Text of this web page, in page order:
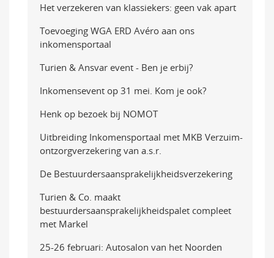
Het verzekeren van klassiekers: geen vak apart
Toevoeging WGA ERD Avéro aan ons
inkomensportaal
Turien & Ansvar event - Ben je erbij?
Inkomensevent op 31 mei. Kom je ook?
Henk op bezoek bij NOMOT
Uitbreiding Inkomensportaal met MKB Verzuim-
ontzorgverzekering van a.s.r.
De Bestuurdersaansprakelijkheidsverzekering
Turien & Co. maakt
bestuurdersaansprakelijkheidspalet compleet
met Markel
25-26 februari: Autosalon van het Noorden